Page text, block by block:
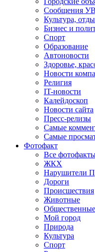
Сообщения
Культура,
Бизнес и
Спорт
Образование
Автоновости
Здоровье,
Новости
Религия
IT-новости
Калейдоскоп
Новости сайта
Пресс-релизы
Самые
Самые
Фотофакт
Все
ЖКХ
Нарушители
Дороги
Происшествия
Животные
Мой город
Природа
Культура
Спорт